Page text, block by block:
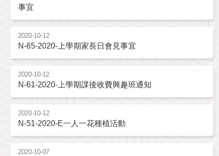
事宜
2020-10-12
N-65-2020-上學期家長日會見事宜
2020-10-12
N-61-2020-上學期課後收費興趣班通知
2020-10-12
N-51-2020-E一人一花種植活動
2020-10-07